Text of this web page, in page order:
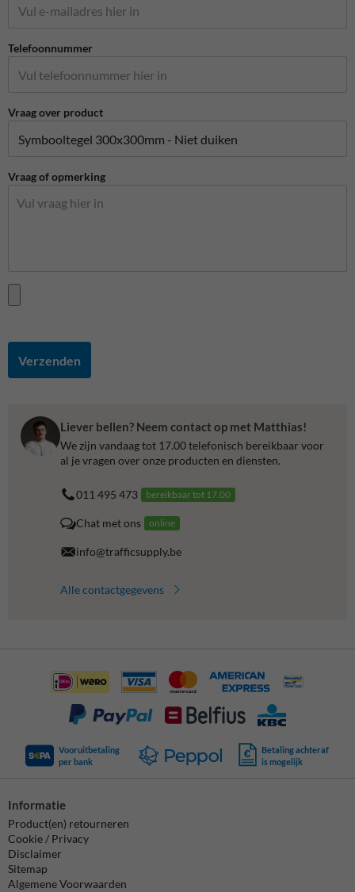
Telefoonnummer
Vraag over product
Vraag of opmerking
Verzenden
Liever bellen? Neem contact op met Matthias!
We zijn vandaag tot 17.00 telefonisch bereikbaar voor
al je vragen over onze producten en diensten.
011 495 473 bereikbaar tot 17.00
Chat met ons online
info@trafficsupply.be
Alle contactgegevens
Vooruitbetaling
per bank
Betaling achteraf
is mogelijk
Informatie
Product(en) retourneren
Cookie / Privacy
Disclaimer
Sitemap
Algemene Voorwaarden